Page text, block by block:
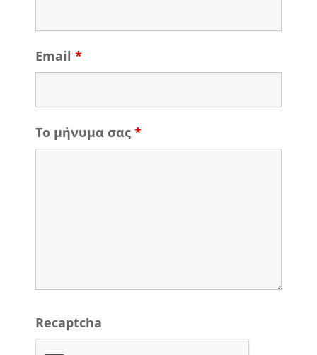
Email *
Το μήνυμα σας *
Recaptcha